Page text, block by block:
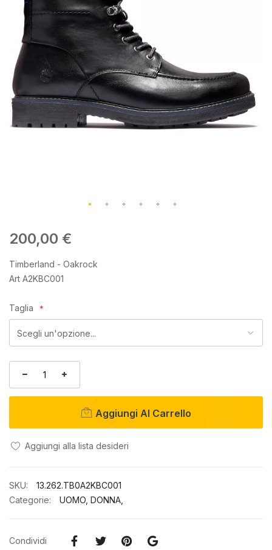
immagini
all'inizio
galleria
di
200,00 €
Timberland - Oakrock
Art A2KBC001
Taglia
Aggiungi Al Carrello
Aggiungi alla lista desideri
SKU
13.262.TB0A2KBC001
Categorie:
UOMO DONNA
Condividi